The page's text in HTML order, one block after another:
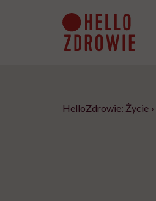
HelloZdrowie: Życie ›